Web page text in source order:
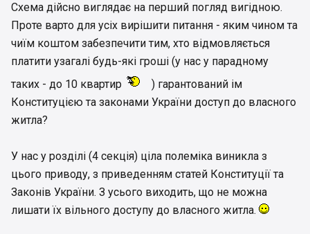
Схема дійсно виглядає на перший погляд вигідною.
Проте варто для усіх вирішити питання - яким чином та
чиїм коштом забезпечити тим, хто відмовляється
платити узагалі будь-які гроші (у нас у парадному
таких - до 10 квартир
) гарантований ім
Конституцією та законами України доступ до власного
житла?
У нас у розділі (4 секція) ціла полеміка виникла з
цього приводу, з приведенням статей Конституції та
Законів України. З усього виходить, що не можна
лишати їх вільного доступу до власного житла.